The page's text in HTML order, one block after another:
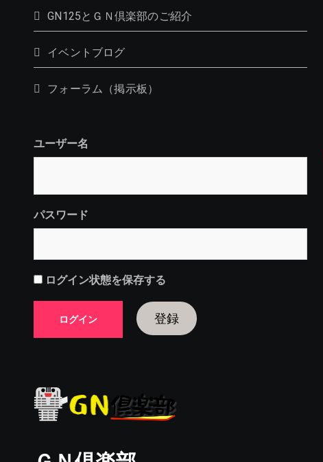
GN125とＧＮ倶楽部のご紹介
イベントブログ
フォーラム（掲示板）
ユーザー名
パスワード
ログイン状態を保存する
登録